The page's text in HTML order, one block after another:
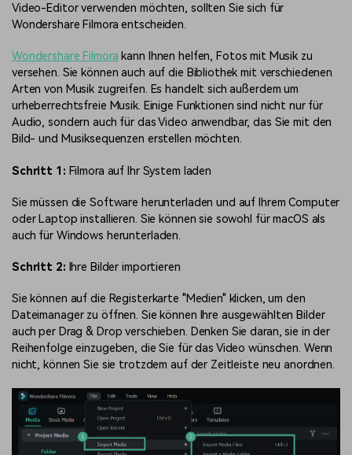
Video-Editor verwenden möchten, sollten Sie sich für
Wondershare Filmora entscheiden.
Wondershare Filmora kann Ihnen helfen, Fotos mit Musik zu
versehen. Sie können auch auf die Bibliothek mit verschiedenen
Arten von Musik zugreifen. Es handelt sich außerdem um
urheberrechtsfreie Musik. Einige Funktionen sind nicht nur für
Audio, sondern auch für das Video anwendbar, das Sie mit den
Bild- und Musiksequenzen erstellen möchten.
Schritt 1: Filmora auf Ihr System laden
Sie müssen die Software herunterladen und auf Ihrem Computer
oder Laptop installieren. Sie können sie sowohl für macOS als
auch für Windows herunterladen.
Schritt 2: Ihre Bilder importieren
Sie können auf die Registerkarte "Medien" klicken, um den
Dateimanager zu öffnen. Sie können Ihre ausgewählten Bilder
auch per Drag & Drop verschieben. Denken Sie daran, sie in der
Reihenfolge einzugeben, die Sie für das Video wünschen. Wenn
nicht, können Sie sie trotzdem auf der Zeitleiste neu anordnen.